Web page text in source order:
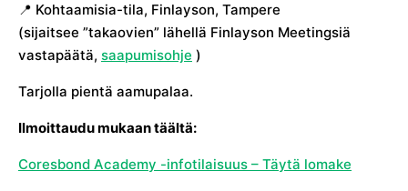
📍 Kohtaamisia-tila, Finlayson, Tampere
(sijaitsee ”takaovien” lähellä Finlayson Meetingsiä
vastapäätä, saapumisohje )
Tarjolla pientä aamupalaa.
Ilmoittaudu mukaan täältä:
Coresbond Academy -infotilaisuus – Täytä lomake